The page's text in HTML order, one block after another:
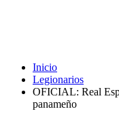
Inicio
Legionarios
OFICIAL: Real
panameño